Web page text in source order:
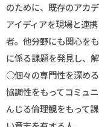
のために、既存のアカ
アイディアを現場と連
者。他分野にも関心を
に係る課題を発見し、
○個々の専門性を深め
協調性をもってコミュ
んじる倫理観をもって